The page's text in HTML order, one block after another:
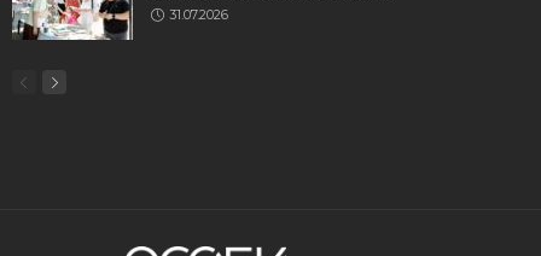
31.07.2026